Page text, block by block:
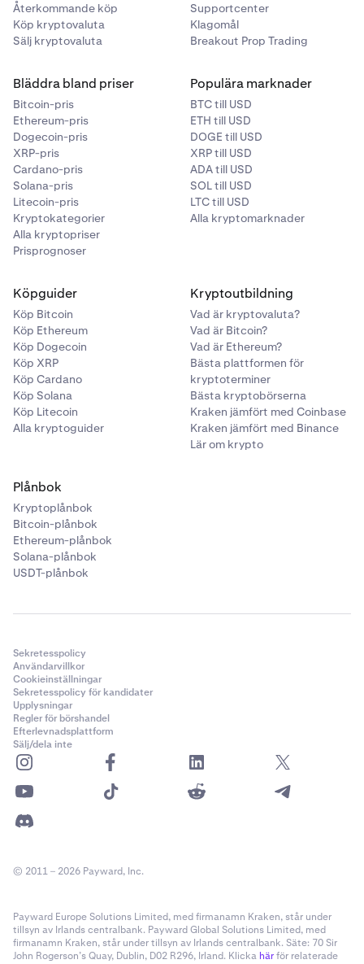
Återkommande köp
Köp kryptovaluta
Sälj kryptovaluta
Supportcenter
Klagomål
Breakout Prop Trading
Bläddra bland priser
Bitcoin-pris
Ethereum-pris
Dogecoin-pris
XRP-pris
Cardano-pris
Solana-pris
Litecoin-pris
Kryptokategorier
Alla kryptopriser
Prisprognoser
Populära marknader
BTC till USD
ETH till USD
DOGE till USD
XRP till USD
ADA till USD
SOL till USD
LTC till USD
Alla kryptomarknader
Köpguider
Köp Bitcoin
Köp Ethereum
Köp Dogecoin
Köp XRP
Köp Cardano
Köp Solana
Köp Litecoin
Alla kryptoguider
Kryptoutbildning
Vad är kryptovaluta?
Vad är Bitcoin?
Vad är Ethereum?
Bästa plattformen för
kryptoterminer
Bästa kryptobörserna
Kraken jämfört med Coinbase
Kraken jämfört med Binance
Lär om krypto
Plånbok
Kryptoplånbok
Bitcoin-plånbok
Ethereum-plånbok
Solana-plånbok
USDT-plånbok
Sekretesspolicy
Användarvillkor
Cookieinställningar
Sekretesspolicy för kandidater
Upplysningar
Regler för börshandel
Efterlevnadsplattform
Sälj/dela inte
© 2011 – 2026 Payward, Inc.
Payward Europe Solutions Limited, med firmanamn Kraken, står under
tillsyn av Irlands centralbank. Payward Global Solutions Limited, med
firmanamn Kraken, står under tillsyn av Irlands centralbank. Säte: 70 Sir
John Rogerson’s Quay, Dublin, D02 R296, Irland. Klicka härför relaterade